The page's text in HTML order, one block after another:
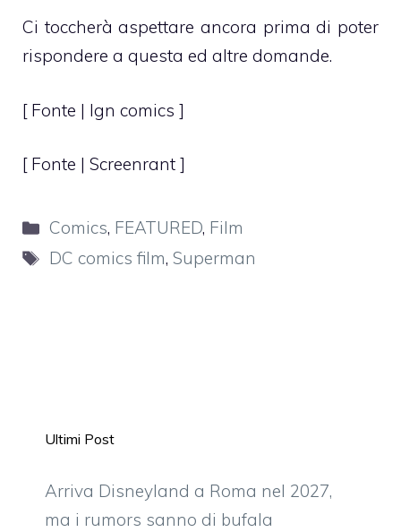
Ci toccherà aspettare ancora prima di poter
rispondere a questa ed altre domande.
[ Fonte | Ign comics ]
[ Fonte | Screenrant ]
Categorie
Comics, FEATURED, Film
Tag
DC comics film,Superman
Ultimi Post
Arriva Disneyland a Roma nel 2027,
ma i rumors sanno di bufala